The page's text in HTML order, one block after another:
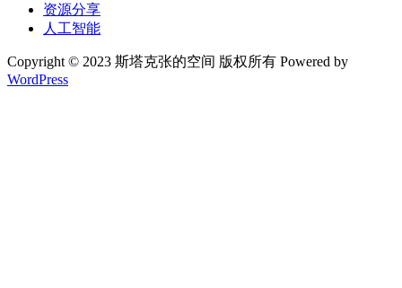
资源分享
人工智能
Copyright © 2023 斯塔克张的空间 版权所有 Powered by
WordPress